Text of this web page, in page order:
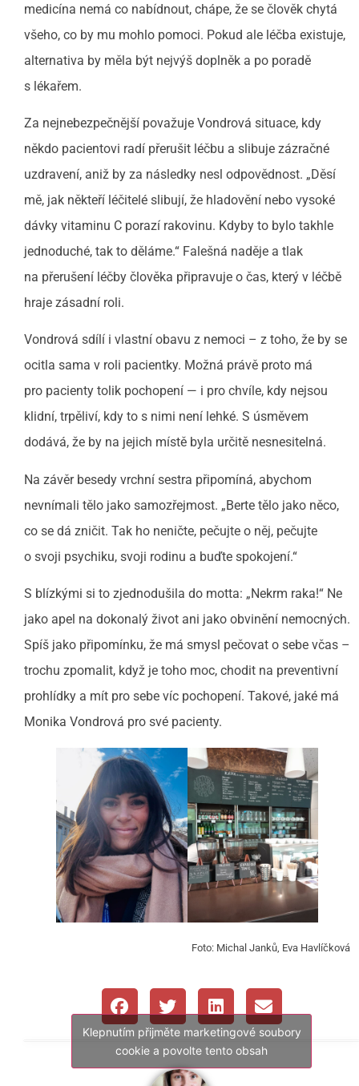
medicína nemá co nabídnout, chápe, že se člověk chytá
všeho, co by mu mohlo pomoci. Pokud ale léčba existuje,
alternativa by měla být nejvýš doplněk a po poradě
s lékařem.
Za nejnebezpečnější považuje Vondrová situace, kdy
někdo pacientovi radí přerušit léčbu a slibuje zázračné
uzdravení, aniž by za následky nesl odpovědnost. „Děsí
mě, jak někteří léčitelé slibují, že hladovění nebo vysoké
dávky vitaminu C porazí rakovinu. Kdyby to bylo takhle
jednoduché, tak to děláme.“ Falešná naděje a tlak
na přerušení léčby člověka připravuje o čas, který v léčbě
hraje zásadní roli.
Vondrová sdílí i vlastní obavu z nemoci – z toho, že by se
ocitla sama v roli pacientky. Možná právě proto má
pro pacienty tolik pochopení — i pro chvíle, kdy nejsou
klidní, trpěliví, kdy to s nimi není lehké. S úsměvem
dodává, že by na jejich místě byla určitě nesnesitelná.
Na závěr besedy vrchní sestra připomíná, abychom
nevnímali tělo jako samozřejmost. „Berte tělo jako něco,
co se dá zničit. Tak ho neničte, pečujte o něj, pečujte
o svoji psychiku, svoji rodinu a buďte spokojení.“
S blízkými si to zjednodušila do motta: „Nekrm raka!“ Ne
jako apel na dokonalý život ani jako obvinění nemocných.
Spíš jako připomínku, že má smysl pečovat o sebe včas –
trochu zpomalit, když je toho moc, chodit na preventivní
prohlídky a mít pro sebe víc pochopení. Takové, jaké má
Monika Vondrová pro své pacienty.
Foto: Michal Janků, Eva Havlíčková
Klepnutím přijměte marketingové soubory
cookie a povolte tento obsah